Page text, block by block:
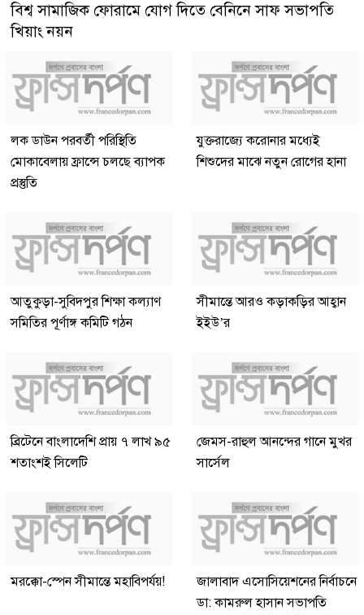
বিশ্ব সামাজিক ফোরামে যোগ দিতে বেনিনে সাফ সভাপতি
খিয়াং নয়ন
লক ডাউন পরবর্তী পরিস্থিতি
মোকাবেলায় ফ্রান্সে চলছে ব্যাপক
প্রস্তুতি
যুক্তরাজ্যে করোনার মধ্যেই
শিশুদের মাঝে নতুন রোগের হানা
আতুকুড়া-সুবিদপুর শিক্ষা কল্যাণ
সমিতির পূর্ণাঙ্গ কমিটি গঠন
সীমান্তে আরও কড়াকড়ির আহ্বান
ইইউ’র
ব্রিটেনে বাংলাদেশি প্রায় ৭ লাখ ৯৫
শতাংশই সিলেটি
জেমস-রাহুল আনন্দের গানে মুখর
সার্সেল
মরক্কো-স্পেন সীমান্তে মহাবিপর্যয়!
জালাবাদ এসোসিয়েশনের নির্বাচনে
ডা: কামরুল হাসান সভাপতি